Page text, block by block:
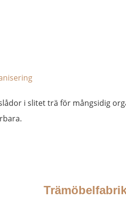
i slitet trä för mångsidig